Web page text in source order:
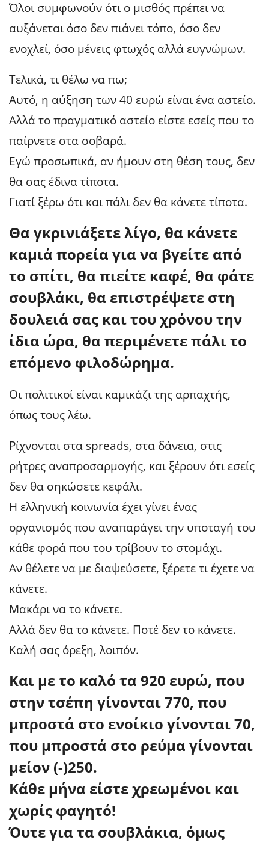
Όλοι συμφωνούν ότι ο μισθός πρέπει να
αυξάνεται όσο δεν πιάνει τόπο, όσο δεν
ενοχλεί, όσο μένεις φτωχός αλλά ευγνώμων.
Τελικά, τι θέλω να πω;
Αυτό, η αύξηση των 40 ευρώ είναι ένα αστείο.
Αλλά το πραγματικό αστείο είστε εσείς που το
παίρνετε στα σοβαρά.
Εγώ προσωπικά, αν ήμουν στη θέση τους, δεν
θα σας έδινα τίποτα.
Γιατί ξέρω ότι και πάλι δεν θα κάνετε τίποτα.
Θα γκρινιάξετε λίγο, θα κάνετε
καμιά πορεία για να βγείτε από
το σπίτι, θα πιείτε καφέ, θα φάτε
σουβλάκι, θα επιστρέψετε στη
δουλειά σας και του χρόνου την
ίδια ώρα, θα περιμένετε πάλι το
επόμενο φιλοδώρημα.
Οι πολιτικοί είναι καμικάζι της αρπαχτής,
όπως τους λέω.
Ρίχνονται στα spreads, στα δάνεια, στις
ρήτρες αναπροσαρμογής, και ξέρουν ότι εσείς
δεν θα σηκώσετε κεφάλι.
Η ελληνική κοινωνία έχει γίνει ένας
οργανισμός που αναπαράγει την υποταγή του
κάθε φορά που του τρίβουν το στομάχι.
Αν θέλετε να με διαψεύσετε, ξέρετε τι έχετε να
κάνετε.
Μακάρι να το κάνετε.
Αλλά δεν θα το κάνετε. Ποτέ δεν το κάνετε.
Καλή σας όρεξη, λοιπόν.
Και με το καλό τα 920 ευρώ, που
στην τσέπη γίνονται 770, που
μπροστά στο ενοίκιο γίνονται 70,
που μπροστά στο ρεύμα γίνονται
μείον (-)250.
Κάθε μήνα είστε χρεωμένοι και
χωρίς φαγητό!
Όυτε για τα σουβλάκια, όμως